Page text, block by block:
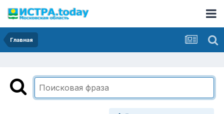
Главная